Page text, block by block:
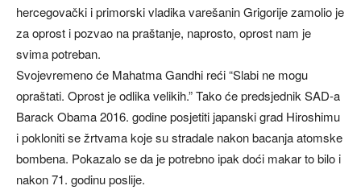
hercegovački i primorski vladika varešanin Grigorije zamolio je
za oprost i pozvao na praštanje, naprosto, oprost nam je
svima potreban.
Svojevremeno će Mahatma Gandhi reći “Slabi ne mogu
opraštati. Oprost je odlika velikih.” Tako će predsjednik SAD-a
Barack Obama 2016. godine posjetiti japanski grad Hiroshimu
i pokloniti se žrtvama koje su stradale nakon bacanja atomske
bombena. Pokazalo se da je potrebno ipak doći makar to bilo i
nakon 71. godinu poslije.